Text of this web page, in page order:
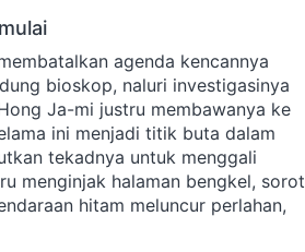
agenda kencannya
bioskop, naluri investigasinya
Ja-mi justru membawanya ke
ini menjadi titik buta dalam
tekadnya untuk menggali
menginjak halaman bengkel, sorot
hitam meluncur perlahan,